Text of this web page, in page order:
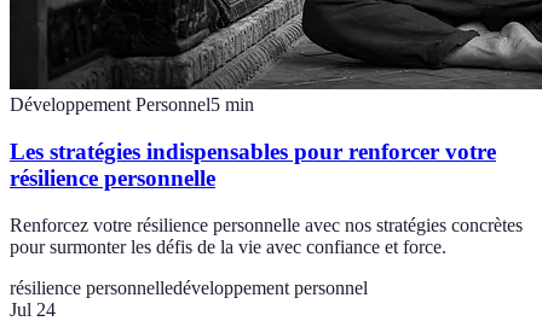
Développement Personnel5 min
Les stratégies indispensables pour renforcer votre
résilience personnelle
Renforcez votre résilience personnelle avec nos stratégies concrètes
pour surmonter les défis de la vie avec confiance et force.
résilience personnelledéveloppement personnel
Jul 24